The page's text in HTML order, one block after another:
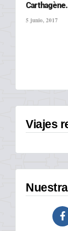
5 junio, 2017
Viajes